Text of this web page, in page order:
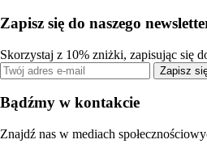
Zapisz się do naszego
Skorzystaj z 10% zniżki, zapisując się
Zapisz
Bądźmy w kontakcie
Znajdź nas w mediach